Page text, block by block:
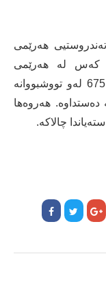
هەرێمی
تائێستا پێنج هەزار و 672 کەس لە هەرێمی
کوردستان تووشی کۆرۆنا بوون. هەزار و 675 لەو تووشبووانە
لە دەستداوە. هەروەها